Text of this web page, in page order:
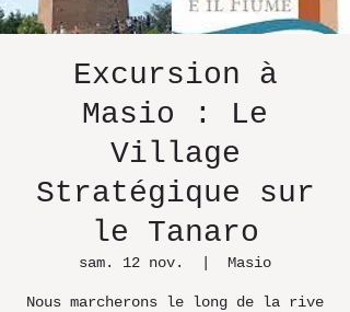
Excursion à
Masio : Le
Village
Stratégique sur
le Tanaro
sam. 12 nov. Masio
Nous marcherons le long de la rive